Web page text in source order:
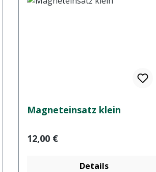
Magneteinsatz klein
Regulärer Preis:
12,00 €
Details